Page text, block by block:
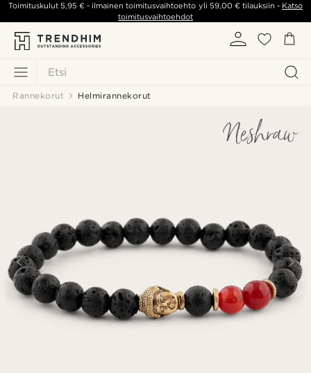
Etsi
Toimituskulut5,95 € - ilmainen toimitusvaihtoehto yli 59,00 €tilauksiin - Katso
toimitusvaihtoehdot
Rannekorut Helmirannekorut